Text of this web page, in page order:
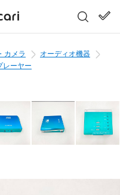
カメラ
オーディオ機器
レーヤー